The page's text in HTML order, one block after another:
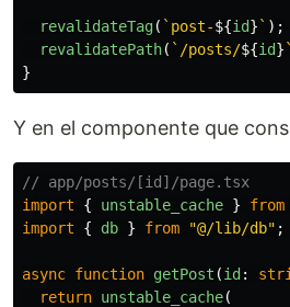
revalidateTag( `post-${id} ` );
revalidatePath( `/posts/${id} `
}
Y en el componente que
// app/posts/[id]/page.tsx
import
{ unstable_cache } from
import
{ db } from "@/lib/db" ;
async function getPost (id :
return unstable_cache(